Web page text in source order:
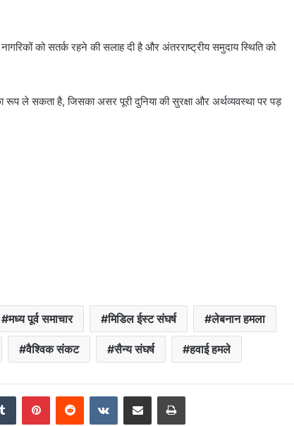
को सतर्क रहने की सलाह दी है और अंतरराष्ट्रीय समुदाय स्थिति को
रूप ले सकता है, जिसका असर पूरी दुनिया की सुरक्षा और अर्थव्यवस्था पर पड़
मध्य पूर्व समाचार मिडिल ईस्ट संघर्ष लेबनान हमला
वैश्विक संकट सैन्य संघर्ष हवाई हमले
Tumblr PinterestReddit VKontakteShare via Email Print